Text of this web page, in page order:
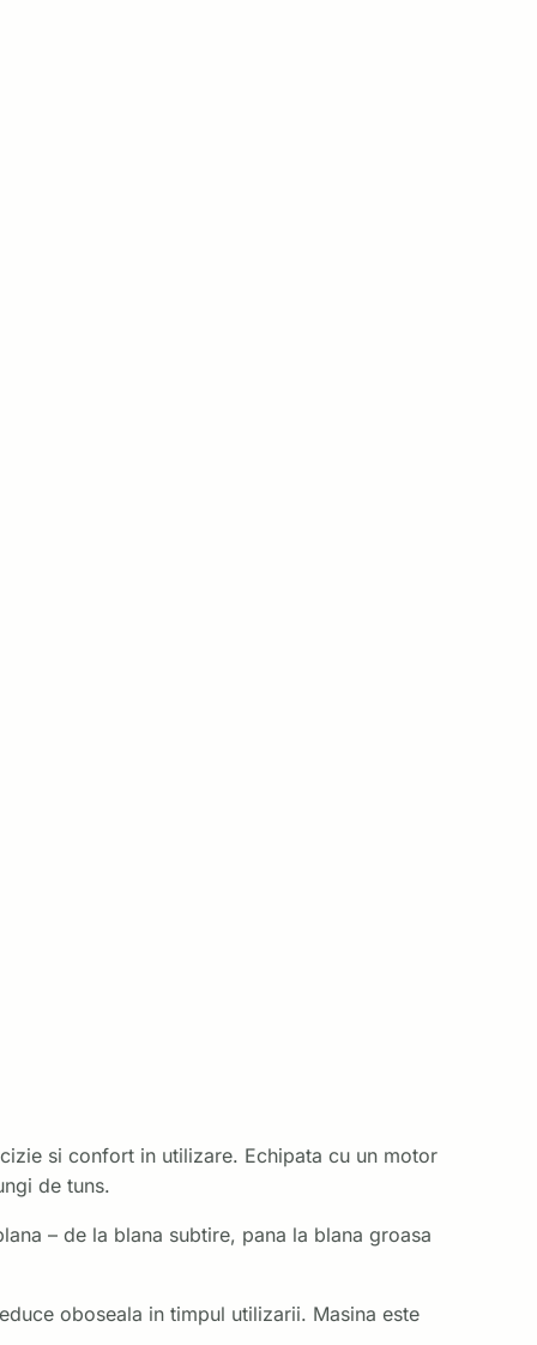
si confort in utilizare. Echipata cu un motor
de tuns.
– de la blana subtire, pana la blana groasa
oboseala in timpul utilizarii. Masina este